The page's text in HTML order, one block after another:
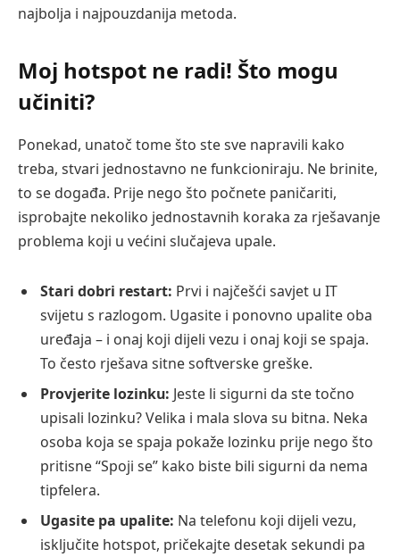
najbolja i najpouzdanija metoda.
Moj hotspot ne radi! Što mogu
učiniti?
Ponekad, unatoč tome što ste sve napravili kako
treba, stvari jednostavno ne funkcioniraju. Ne brinite,
to se događa. Prije nego što počnete paničariti,
isprobajte nekoliko jednostavnih koraka za rješavanje
problema koji u većini slučajeva upale.
Stari dobri restart: Prvi i najčešći savjet u IT
svijetu s razlogom. Ugasite i ponovno upalite oba
uređaja – i onaj koji dijeli vezu i onaj koji se spaja.
To često rješava sitne softverske greške.
Provjerite lozinku: Jeste li sigurni da ste točno
upisali lozinku? Velika i mala slova su bitna. Neka
osoba koja se spaja pokaže lozinku prije nego što
pritisne “Spoji se” kako biste bili sigurni da nema
tipfelera.
Ugasite pa upalite: Na telefonu koji dijeli vezu,
isključite hotspot, pričekajte desetak sekundi pa